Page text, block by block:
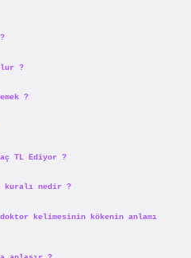
?
?
TL Ediyor ?
kuralı nedir ?
doktor kelimesinin kökenin anlamı